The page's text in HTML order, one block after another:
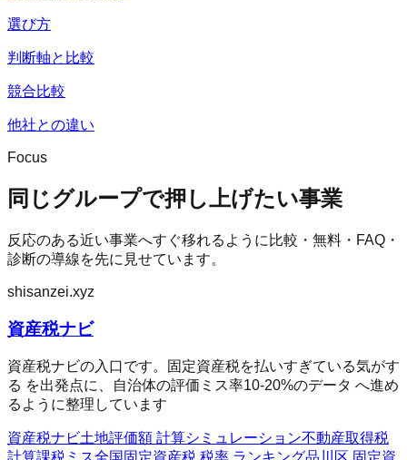
選び方
判断軸と比較
競合比較
他社との違い
Focus
同じグループで押し上げたい事業
反応のある近い事業へすぐ移れるように比較・無料・FAQ・
診断の導線を先に見せています。
shisanzei.xyz
資産税ナビ
資産税ナビの入口です。固定資産税を払いすぎている気がす
る を出発点に、自治体の評価ミス率10-20%のデータ へ進め
るように整理しています
資産税ナビ土地評価額 計算シミュレーション不動産取得税